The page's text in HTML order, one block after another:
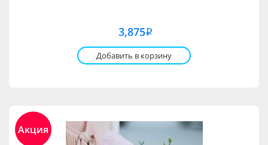
3,875i
Добавить в корзину
Акция